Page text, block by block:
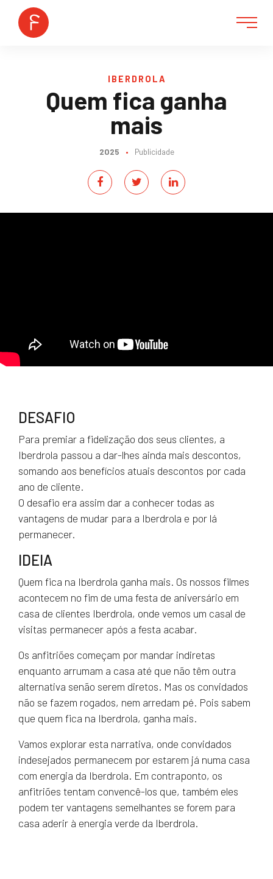
IBERDROLA
Quem fica ganha
mais
2025 • Publicidade
DESAFIO
Para premiar a fidelização dos seus clientes, a
Iberdrola passou a dar-lhes ainda mais descontos,
somando aos benefícios atuais descontos por cada
ano de cliente.
O desafio era assim dar a conhecer todas as
vantagens de mudar para a Iberdrola e por lá
permanecer.
IDEIA
Quem fica na Iberdrola ganha mais. Os nossos filmes
acontecem no fim de uma festa de aniversário em
casa de clientes Iberdrola, onde vemos um casal de
visitas permanecer após a festa acabar.
Os anfitriões começam por mandar indiretas
enquanto arrumam a casa até que não têm outra
alternativa senão serem diretos. Mas os convidados
não se fazem rogados, nem arredam pé. Pois sabem
que quem fica na Iberdrola, ganha mais.
Vamos explorar esta narrativa, onde convidados
indesejados permanecem por estarem já numa casa
com energia da Iberdrola. Em contraponto, os
anfitriões tentam convencê-los que, também eles
podem ter vantagens semelhantes se forem para
casa aderir à energia verde da Iberdrola.